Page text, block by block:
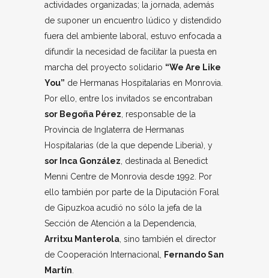
actividades organizadas; la jornada, además
de suponer un encuentro lúdico y distendido
fuera del ambiente laboral, estuvo enfocada a
difundir la necesidad de facilitar la puesta en
marcha del proyecto solidario “We Are Like
You” de Hermanas Hospitalarias en Monrovia.
Por ello, entre los invitados se encontraban
sor Begoña Pérez, responsable de la
Provincia de Inglaterra de Hermanas
Hospitalarias (de la que depende Liberia), y
sor Inca González, destinada al Benedict
Menni Centre de Monrovia desde 1992. Por
ello también por parte de la Diputación Foral
de Gipuzkoa acudió no sólo la jefa de la
Sección de Atención a la Dependencia,
Arritxu Manterola, sino también el director
de Cooperación Internacional, Fernando San
Martín.